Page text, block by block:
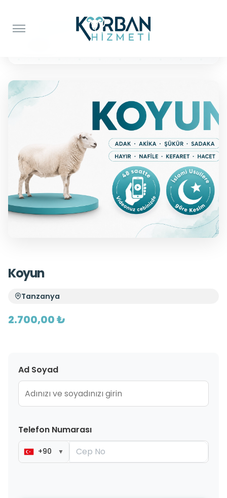
Kefaret Kurbanı
Koyun
Tanzanya
2.700,00 ₺
Ad Soyad
Telefon Numarası
+90 ▼